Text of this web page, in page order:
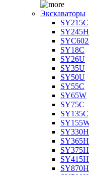
Экскаваторы
SY215C
SY245H
SY18C
SY26U
SY35U
SY50U
SY55C
SY65W
SY75C
SY135C
SY330H
SY365H
SY375H
SY415H
SY870H